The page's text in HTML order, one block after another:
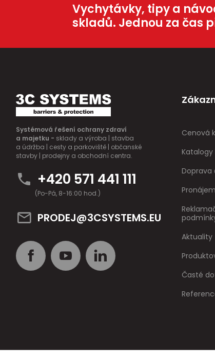
Vychytávky, tipy a
skladů. Jednou za čas
Systémová řešení ochrany zdraví
a majetku - sklady a výroba | stavba
a údržba | cesty a parkoviště | občanské
stavby | prodejny a obchodní centra.
+420 571 441 111
(Po-Pá, 8-16:00 hod.)
PRODEJ@3CSYSTEMS.EU
Cenová
Doprava
Pronájem
Aktuality
Časté